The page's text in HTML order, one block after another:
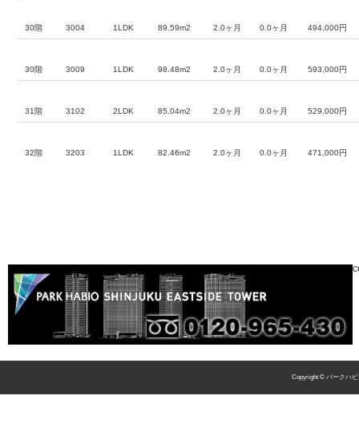
30階 3004 1LDK 89.59m2 2.0ヶ月 0.0ヶ月 494,000円
30階 3009 1LDK 98.48m2 2.0ヶ月 0.0ヶ月 593,000円
31階 3102 2LDK 85.04m2 2.0ヶ月 0.0ヶ月 529,000円
32階 3203 1LDK 82.46m2 2.0ヶ月 0.0ヶ月 471,000円
Copyright © パークハ